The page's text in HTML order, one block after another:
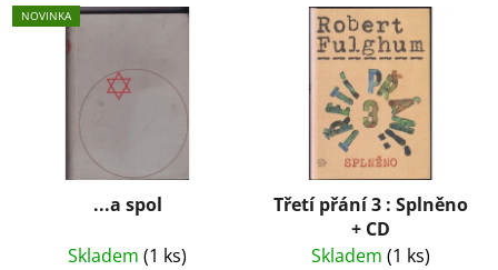
NOVINKA
...a spol
Skladem (1 ks)
Třetí přání 3 : Splněno
+ CD
Skladem (1 ks)